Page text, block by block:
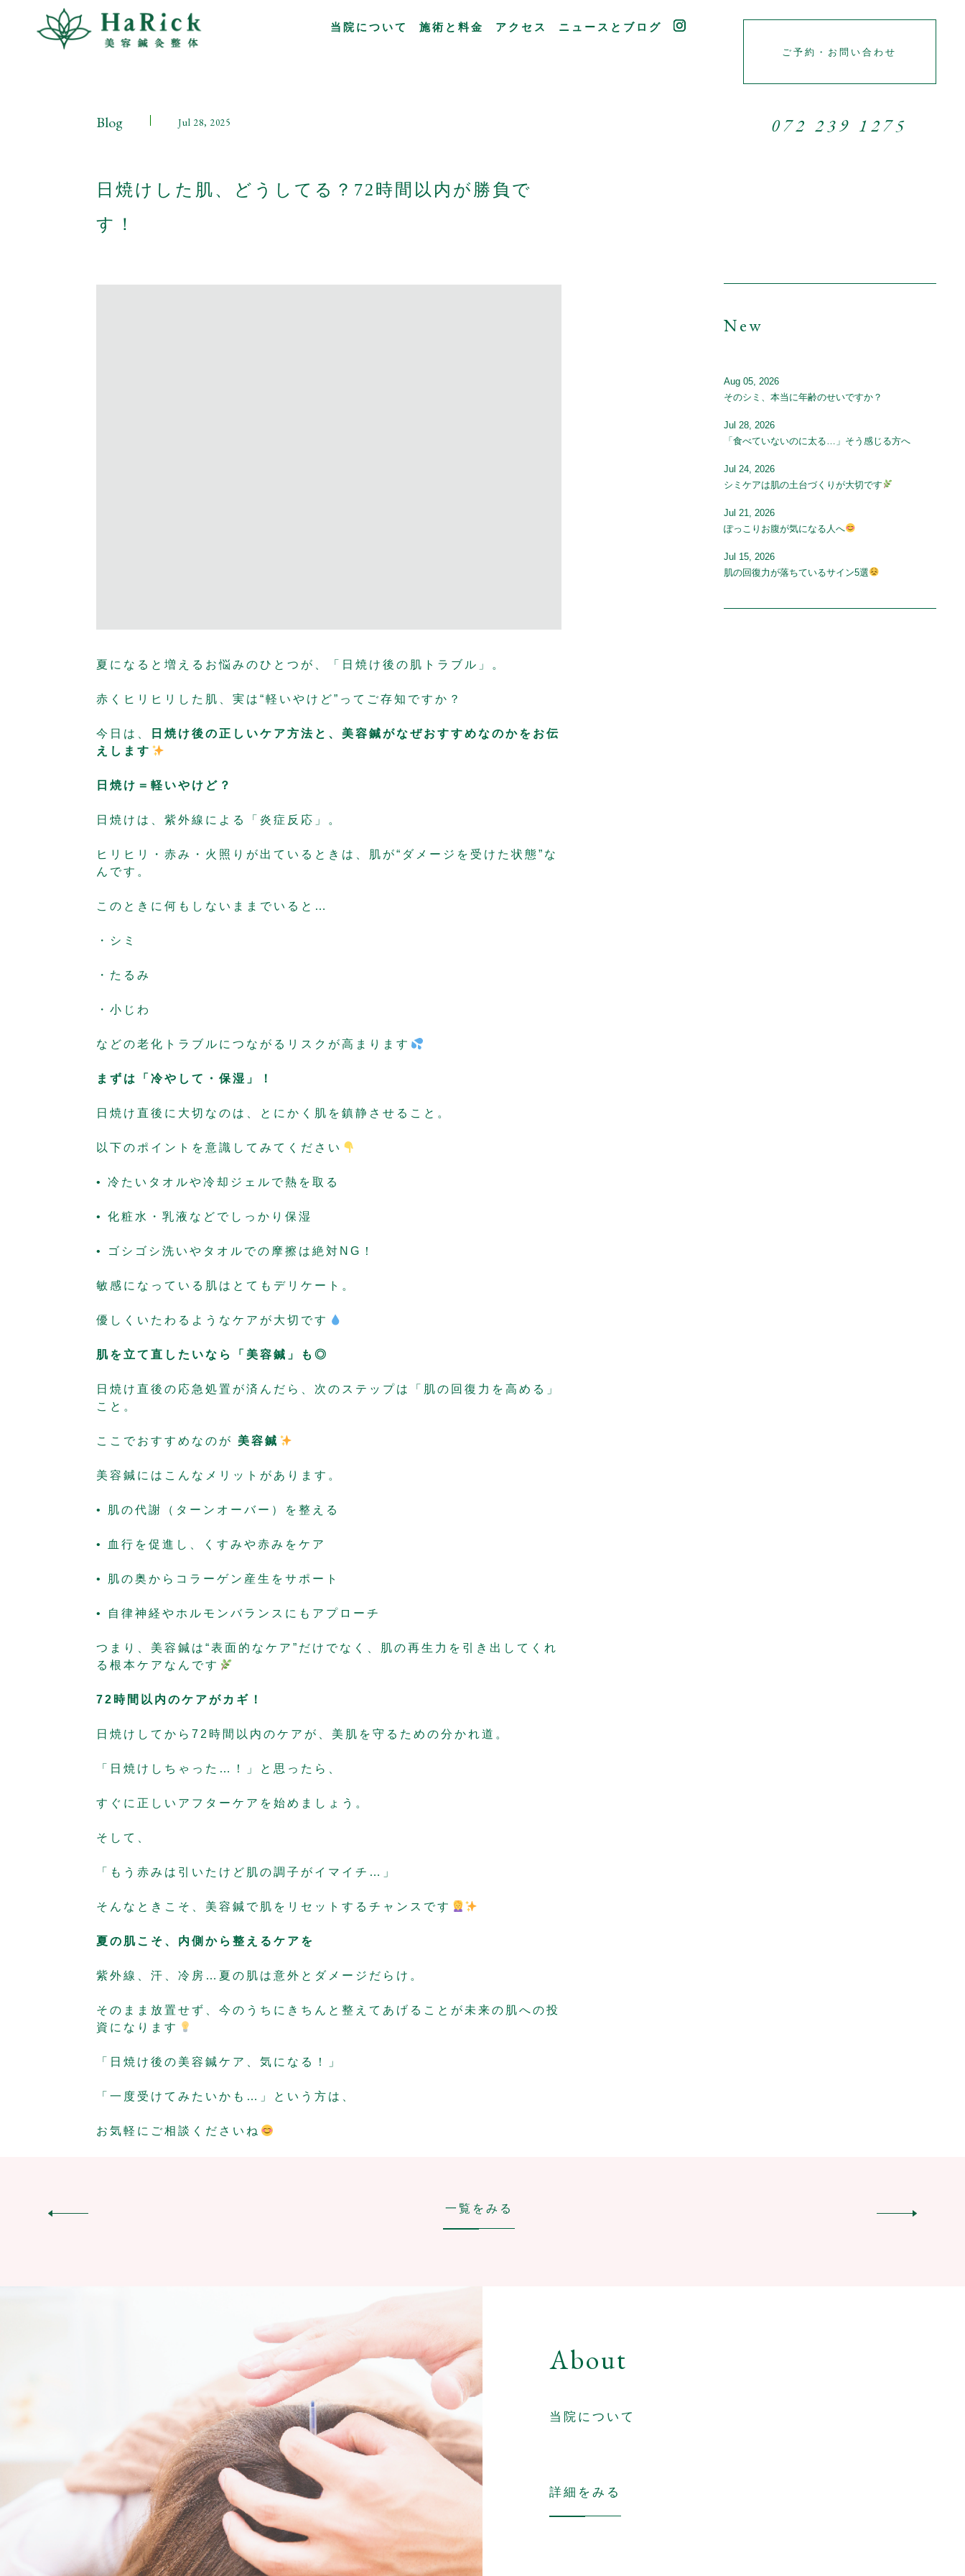
当院について 施術と料金 アクセス ニュースとブログ
ご予約・お問い合わせ
072 239 1275
Blog Jul 28, 2025
日焼けした肌、どうしてる？72時間以内が勝負で
す！
夏になると増えるお悩みのひとつが、「日焼け後の肌トラブル」。
赤くヒリヒリした肌、実は“軽いやけど”ってご存知ですか？
今日は、 日焼け後の正しいケア方法 と、 美容鍼がなぜおすすめなのかをお伝
えします
日焼け＝軽いやけど？
日焼けは、紫外線による「炎症反応」。
ヒリヒリ・赤み・火照りが出ているときは、肌が“ダメージを受けた状態”な
んです。
このときに何もしないままでいると…
・シミ
・たるみ
・小じわ
などの老化トラブルにつながるリスクが高まります
まずは「冷やして・保湿」！
日焼け直後に大切なのは、とにかく肌を鎮静させること。
以下のポイントを意識してみてください
• 冷たいタオルや冷却ジェルで熱を取る
• 化粧水・乳液などで しっかり保湿
• ゴシゴシ洗いやタオルでの摩擦は絶対NG！
敏感になっている肌はとてもデリケート。
優しくいたわるようなケアが大切です
肌を立て直したいなら「美容鍼」も◎
日焼け直後の応急処置が済んだら、次のステップは「肌の回復力を高める」
こと。
ここでおすすめなのが 美容鍼
美容鍼にはこんなメリットがあります。
• 肌の代謝（ターンオーバー）を整える
• 血行を促進し、くすみや赤みをケア
• 肌の奥からコラーゲン産生をサポート
• 自律神経やホルモンバランスにもアプローチ
つまり、美容鍼は“表面的なケア”だけでなく、 肌の再生力を引き出してくれ
る根本ケア なんです
72時間以内のケアがカギ！
日焼けしてから72時間以内のケアが、美肌を守るための分かれ道。
「日焼けしちゃった…！」と思ったら、
すぐに正しいアフターケアを始めましょう。
そして、
「もう赤みは引いたけど肌の調子がイマイチ…」
そんなときこそ、美容鍼で肌をリセットするチャンスです
夏の肌こそ、内側から整えるケアを
紫外線、汗、冷房…夏の肌は意外とダメージだらけ。
そのまま放置せず、今のうちにきちんと整えてあげることが未来の肌への投
資になります
「日焼け後の美容鍼ケア、気になる！」
「一度受けてみたいかも…」という方は、
お気軽にご相談くださいね
New
Aug 05, 2026
そのシミ、本当に年齢のせいですか？
Jul 28, 2026
「食べていないのに太る…」そう感じる方へ
Jul 24, 2026
シミケアは肌の土台づくりが大切です
Jul 21, 2026
ぽっこりお腹が気になる人へ
Jul 15, 2026
肌の回復力が落ちているサイン5選
一覧をみる
About
当院について
詳細をみる